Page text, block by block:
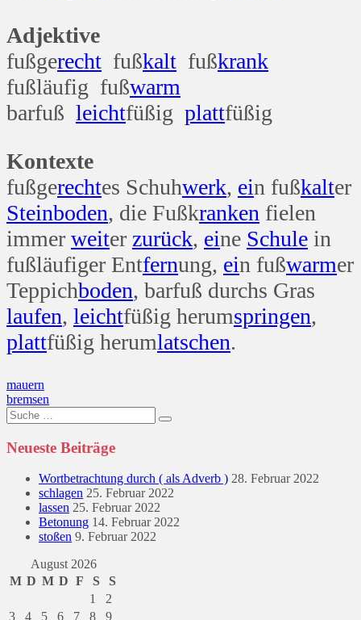
Adjektive
fußgerecht fußkalt fußkrank
fußläufig fußwarm
barfuß leichtfüßig plattfüßig
Kontexte
fußgerechtes Schuhwerk, ein fußkalter
Steinboden, die Fußkranken fielen
immer weiter zurück, eine Schule in
fußläufiger Entfernung, ein fußwarmer
Teppichboden, barfuß durchs Gras
laufen, leichtfüßig herumspringen,
plattfüßig herumlatschen.
Beitragsnavigation
mauern
bremsen
Suche
nach:
Neueste Beiträge
Wortbetrachtung durch ( als Adverb ) 28. Februar 2022
schlagen 25. Februar 2022
lassen 25. Februar 2022
Betonung 14. Februar 2022
stoßen 9. Februar 2022
August 2026
M D M D F S
S
1
2
3
4 5 6 7 8 9